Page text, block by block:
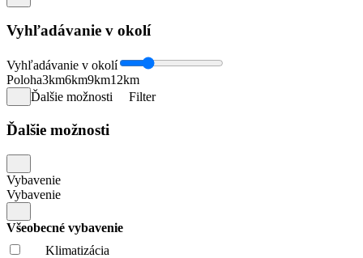
Vyhľadávanie v okolí
Vyhľadávanie v okolí
Poloha3km6km9km12km
Ďalšie možnosti
Filter
Ďalšie možnosti
Vybavenie
Vybavenie
Všeobecné vybavenie
Klimatizácia